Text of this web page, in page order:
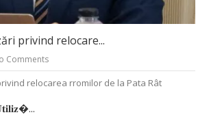
privind relocare...
Comments
relocarea rromilor de la Pata Rât